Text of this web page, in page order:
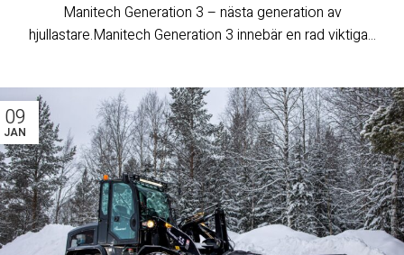
Manitech Generation 3 – nästa generation av
hjullastare.Manitech Generation 3 innebär en rad viktiga...
09
JAN